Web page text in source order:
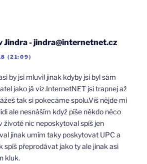
Jindra - jindra@internetnet.cz
(21:09)
by jsi mluvil jinak kdyby jsi byl sám
jako já viz.InternetNET jsi trapnej až
tak si pokecáme spolu.Víš nějde mi
ale nesnáším když píše někdo něco
životě nic neposkytoval spíš jen
jinak umím taky poskytovat UPC a
spíš přeprodávat jako ty ale jinak asi
kluk.